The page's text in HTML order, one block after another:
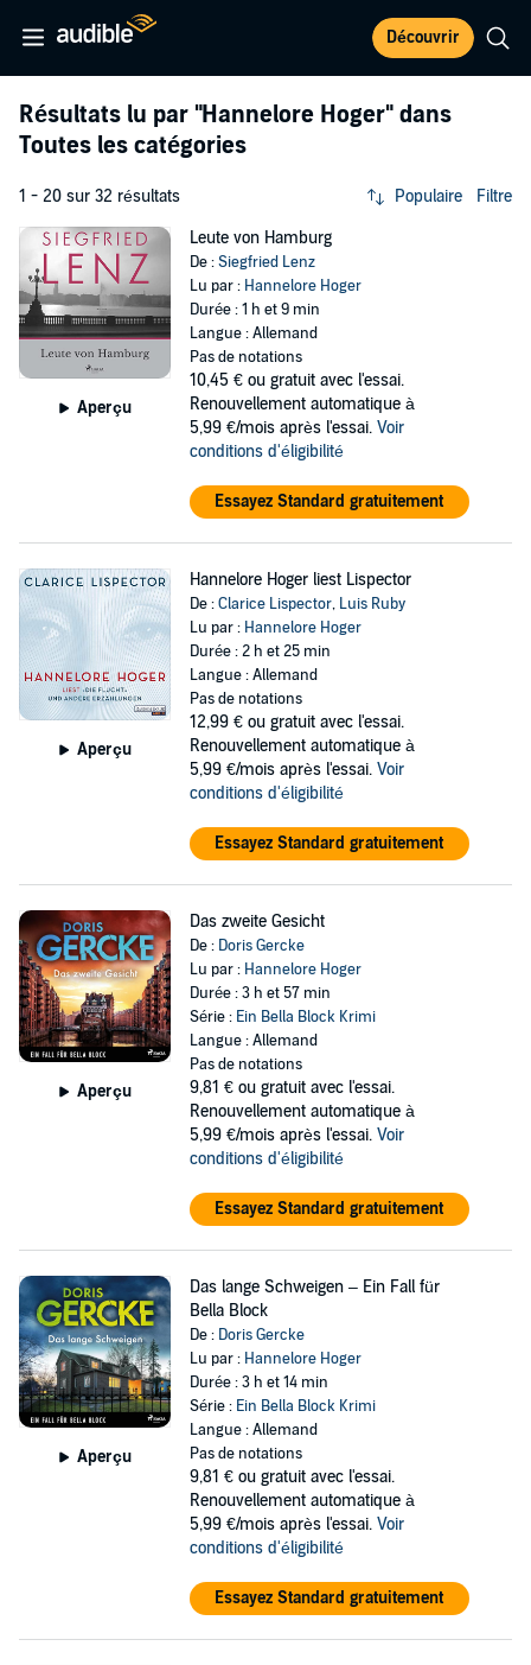
Découvrir
Résultats lu par "Hannelore Hoger" dans
Toutes les catégories
1 - 20 sur 32 résultats Populaire Filtre
Aperçu
Leute von Hamburg
De :Siegfried Lenz
Lu par : Hannelore Hoger
Durée : 1 h et 9 min
Langue : Allemand
Pas de notations
10,45 € ou gratuit avec l'essai.
Renouvellement automatique à
5,99 €/mois après l'essai. Voir
conditions d'éligibilité
Essayez Standard gratuitement
Aperçu
Hannelore Hoger liest Lispector
De :Clarice Lispector, Luis Ruby
Lu par : Hannelore Hoger
Durée : 2 h et 25 min
Langue : Allemand
Pas de notations
12,99 € ou gratuit avec l'essai.
Renouvellement automatique à
5,99 €/mois après l'essai. Voir
conditions d'éligibilité
Essayez Standard gratuitement
Aperçu
Das zweite Gesicht
De : Doris Gercke
Lu par : Hannelore Hoger
Durée : 3 h et 57 min
Série : Ein Bella Block Krimi
Langue : Allemand
Pas de notations
9,81 € ou gratuit avec l'essai.
Renouvellement automatique à
5,99 €/mois après l'essai. Voir
conditions d'éligibilité
Essayez Standard gratuitement
Aperçu
Das lange Schweigen – Ein Fall für
Bella Block
De : Doris Gercke
Lu par : Hannelore Hoger
Durée : 3 h et 14 min
Série : Ein Bella Block Krimi
Langue : Allemand
Pas de notations
9,81 € ou gratuit avec l'essai.
Renouvellement automatique à
5,99 €/mois après l'essai. Voir
conditions d'éligibilité
Essayez Standard gratuitement